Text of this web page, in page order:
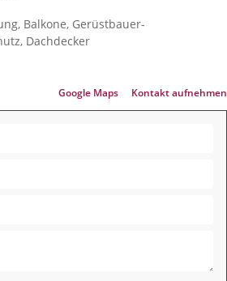
Balkone, Gerüstbauer-
Dachdecker
Google Maps Kontakt aufnehmen